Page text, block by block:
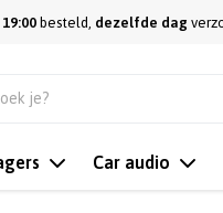
besteld, dezelfde dag
Car audio